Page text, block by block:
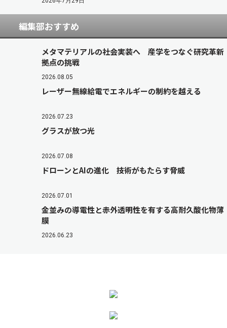
編集部おすすめ
メタマテリアルの社会実装へ 産学をつなぐ研究革新
拠点の挑戦
2026.08.05
レーザー無線給電でエネルギーの制約を越える
2026.07.23
グラスが放つ光
2026.07.08
ドローンとAIの進化 技術がもたらす脅威
2026.07.01
金並みの導電性と赤外透明性を有する高耐久酸化物薄
膜
2026.06.23